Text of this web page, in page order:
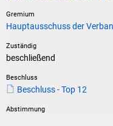
Hauptausschuss der
beschließend
Beschluss - Top 12